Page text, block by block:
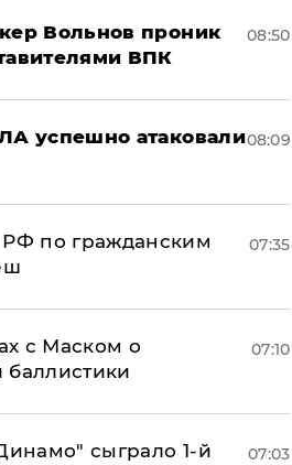
Вольнов проник
ВПК
08:50
успешно атаковали08:09
по гражданским
07:35
с Маском о
07:10
сыграло 1-й
07:03